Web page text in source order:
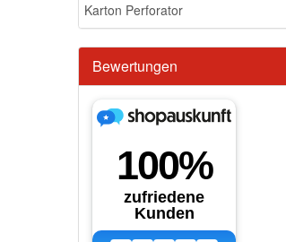
Karton Perforator
Bewertungen